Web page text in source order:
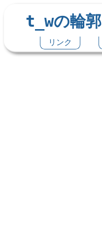
t_wの輪郭
リンク